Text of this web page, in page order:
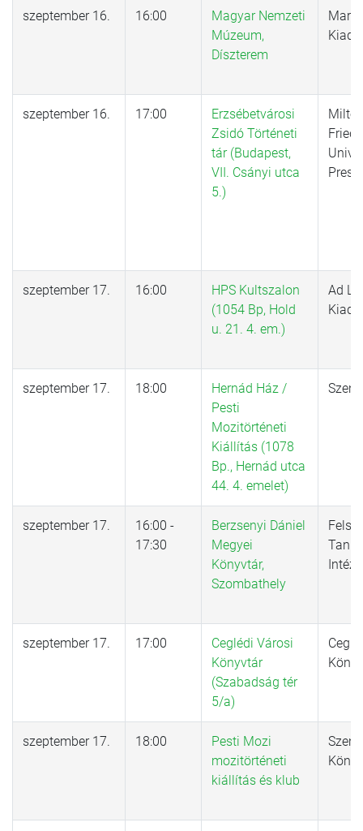
szeptember 16. 16:00
Magyar Nemzeti
Múzeum,
Díszterem
Kiadó
szeptember 16. 17:00
Erzsébetvárosi
Zsidó Történeti
tár (Budapest,
VII. Csányi utca
5.)
Press
szeptember 17. 16:00
HPS Kultszalon
(1054 Bp, Hold
u. 21. 4. em.)
Ad
Kiadó
szeptember 17. 18:00
Hernád Ház /
Pesti
Mozitörténeti
Kiállítás (1078
Bp., Hernád utca
44. 4. emelet)
szeptember 17.
16:00 -
17:30
Berzsenyi Dániel
Megyei
Könyvtár,
Szombathely
szeptember 17. 17:00
Ceglédi Városi
Könyvtár
(Szabadság tér
5/a)
szeptember 17. 18:00
Pesti Mozi
mozitörténeti
kiállítás és klub